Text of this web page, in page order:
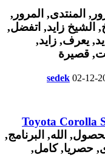
sedek 02-12-